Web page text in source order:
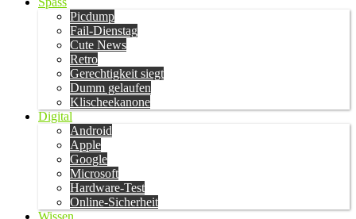
Picdump
Fail-Dienstag
Cute News
Retro
Gerechtigkeit siegt
Dumm gelaufen
Klischeekanone
Digital
Android
Apple
Google
Microsoft
Hardware-Test
Online-Sicherheit
Wissen